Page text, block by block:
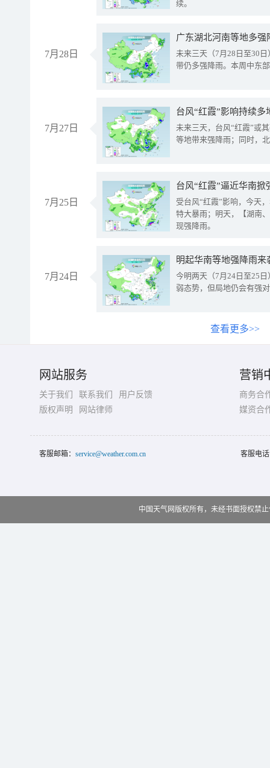
续。
7月28日
广东湖北河南等地多
未来三天（7月28日至30
带仍多强降雨。本周中东
7月27日
台风“红霞”影响持续
未来三天，台风“红霞”或
等地带来强降雨；同时，
7月25日
台风“红霞”逼近华南
受台风“红霞”影响，今天
特大暴雨；明天，【湖南
现强降雨。
7月24日
明起华南等地强降雨
今明两天（7月24日至25
弱态势，但局地仍会有强
查看更多>>
网站服务
关于我们 联系我们
用户反馈
版权声明
网站律师
营销
商务合
媒资合
客服邮箱： service@weather.com.cn 客服电
中国天气网版权所有，未经书面授权